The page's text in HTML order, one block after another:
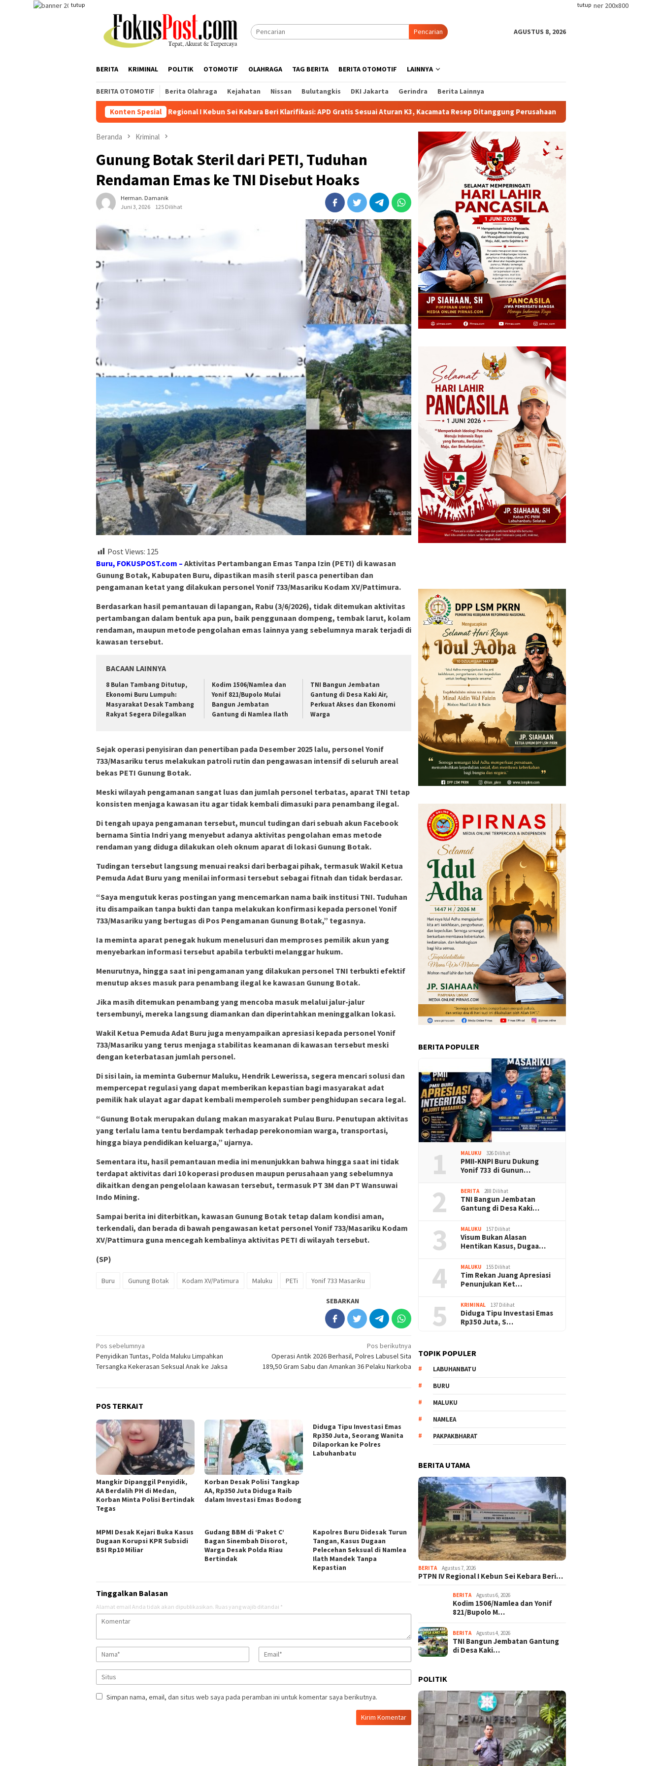
tutup tutup
Pencarian AGUSTUS 8, 2026
BERITA KRIMINAL POLITIK OTOMOTIF OLAHRAGA TAG BERITA BERITA OTOMOTIF LAINNYA
BERITA OTOMOTIF Berita Olahraga Kejahatan Nissan Bulutangkis DKI Jakarta Gerindra Berita Lainnya
Konten Spesial
PTPN IV Regional I Kebun Sei Kebara Beri Klarifikasi: APD Gratis Sesuai Aturan K3, Kacamata Resep Ditanggung Perusahaan 8 Bulan Tambang Ditutup, Ekonomi Buru
Beranda Kriminal
Gunung Botak Steril dari PETI, Tuduhan
Rendaman Emas ke TNI Disebut Hoaks
Herman. Damanik
Juni 3, 2026
125 Dilihat
Post Views: 125
Buru, FOKUSPOST.com – Aktivitas Pertambangan Emas Tanpa Izin (PETI) di kawasan
Gunung Botak, Kabupaten Buru, dipastikan masih steril pasca penertiban dan
pengamanan ketat yang dilakukan personel Yonif 733/Masariku Kodam XV/Pattimura.
Berdasarkan hasil pemantauan di lapangan, Rabu (3/6/2026), tidak ditemukan aktivitas
pertambangan dalam bentuk apa pun, baik penggunaan dompeng, tembak larut, kolam
rendaman, maupun metode pengolahan emas lainnya yang sebelumnya marak terjadi di
kawasan tersebut.
BACAAN LAINNYA
8 Bulan Tambang Ditutup,
Ekonomi Buru Lumpuh:
Masyarakat Desak Tambang
Rakyat Segera Dilegalkan
Kodim 1506/Namlea dan
Yonif 821/Bupolo Mulai
Bangun Jembatan
Gantung di Namlea Ilath
TNI Bangun Jembatan
Gantung di Desa Kaki Air,
Perkuat Akses dan Ekonomi
Warga
Sejak operasi penyisiran dan penertiban pada Desember 2025 lalu, personel Yonif
733/Masariku terus melakukan patroli rutin dan pengawasan intensif di seluruh areal
bekas PETI Gunung Botak.
Meski wilayah pengamanan sangat luas dan jumlah personel terbatas, aparat TNI tetap
konsisten menjaga kawasan itu agar tidak kembali dimasuki para penambang ilegal.
Di tengah upaya pengamanan tersebut, muncul tudingan dari sebuah akun Facebook
bernama Sintia Indri yang menyebut adanya aktivitas pengolahan emas metode
rendaman yang diduga dilakukan oleh oknum aparat di lokasi Gunung Botak.
Tudingan tersebut langsung menuai reaksi dari berbagai pihak, termasuk Wakil Ketua
Pemuda Adat Buru yang menilai informasi tersebut sebagai fitnah dan tidak berdasar.
“Saya mengutuk keras postingan yang mencemarkan nama baik institusi TNI. Tuduhan
itu disampaikan tanpa bukti dan tanpa melakukan konfirmasi kepada personel Yonif
733/Masariku yang bertugas di Pos Pengamanan Gunung Botak,” tegasnya.
Ia meminta aparat penegak hukum menelusuri dan memproses pemilik akun yang
menyebarkan informasi tersebut apabila terbukti melanggar hukum.
Menurutnya, hingga saat ini pengamanan yang dilakukan personel TNI terbukti efektif
menutup akses masuk para penambang ilegal ke kawasan Gunung Botak.
Jika masih ditemukan penambang yang mencoba masuk melalui jalur-jalur
tersembunyi, mereka langsung diamankan dan diperintahkan meninggalkan lokasi.
Wakil Ketua Pemuda Adat Buru juga menyampaikan apresiasi kepada personel Yonif
733/Masariku yang terus menjaga stabilitas keamanan di kawasan tersebut meski
dengan keterbatasan jumlah personel.
Di sisi lain, ia meminta Gubernur Maluku, Hendrik Lewerissa, segera mencari solusi dan
mempercepat regulasi yang dapat memberikan kepastian bagi masyarakat adat
pemilik hak ulayat agar dapat kembali memperoleh sumber penghidupan secara legal.
“Gunung Botak merupakan dulang makan masyarakat Pulau Buru. Penutupan aktivitas
yang terlalu lama tentu berdampak terhadap perekonomian warga, transportasi,
hingga biaya pendidikan keluarga,” ujarnya.
Sementara itu, hasil pemantauan media ini menunjukkan bahwa hingga saat ini tidak
terdapat aktivitas dari 10 koperasi produsen maupun perusahaan yang sebelumnya
dikaitkan dengan pengelolaan kawasan tersebut, termasuk PT 3M dan PT Wansuwai
Indo Mining.
Sampai berita ini diterbitkan, kawasan Gunung Botak tetap dalam kondisi aman,
terkendali, dan berada di bawah pengawasan ketat personel Yonif 733/Masariku Kodam
XV/Pattimura guna mencegah kembalinya aktivitas PETI di wilayah tersebut.
(SP)
Buru Gunung Botak Kodam XV/Patimura Maluku PETi Yonif 733 Masariku
SEBARKAN
Navigasi
pos
Pos sebelumnya
Penyidikan Tuntas, Polda Maluku Limpahkan
Tersangka Kekerasan Seksual Anak ke Jaksa
Pos berikutnya
Operasi Antik 2026 Berhasil, Polres Labusel Sita
189,50 Gram Sabu dan Amankan 36 Pelaku Narkoba
POS TERKAIT
Mangkir Dipanggil Penyidik,
AA Berdalih PH di Medan,
Korban Minta Polisi Bertindak
Tegas
Korban Desak Polisi Tangkap
AA, Rp350 Juta Diduga Raib
dalam Investasi Emas Bodong
Diduga Tipu Investasi Emas
Rp350 Juta, Seorang Wanita
Dilaporkan ke Polres
Labuhanbatu
MPMI Desak Kejari Buka Kasus
Dugaan Korupsi KPR Subsidi
BSI Rp10 Miliar
Gudang BBM di ‘Paket C’
Bagan Sinembah Disorot,
Warga Desak Polda Riau
Bertindak
Kapolres Buru Didesak Turun
Tangan, Kasus Dugaan
Pelecehan Seksual di Namlea
Ilath Mandek Tanpa
Kepastian
Tinggalkan Balasan
Alamat email Anda tidak akan dipublikasikan. Ruas yang wajib ditandai *
Simpan nama, email, dan situs web saya pada peramban ini untuk komentar saya berikutnya.
BERITA POPULER
1 MALUKU 326 Dilihat
PMII-KNPI Buru Dukung
Yonif 733 di Gunun…
2 BERITA 288 Dilihat
TNI Bangun Jembatan
Gantung di Desa Kaki…
3 MALUKU 157 Dilihat
Visum Bukan Alasan
Hentikan Kasus, Dugaa…
4 MALUKU 155 Dilihat
Tim Rekan Juang Apresiasi
Penunjukan Ket…
5 KRIMINAL 137 Dilihat
Diduga Tipu Investasi Emas
Rp350 Juta, S…
TOPIK POPULER
LABUHANBATU
BURU
MALUKU
NAMLEA
PAKPAKBHARAT
BERITA UTAMA
BERITA Agustus 7, 2026
PTPN IV Regional I Kebun Sei Kebara Beri…
BERITA Agustus 6, 2026
Kodim 1506/Namlea dan Yonif
821/Bupolo M…
BERITA Agustus 4, 2026
TNI Bangun Jembatan Gantung
di Desa Kaki…
POLITIK